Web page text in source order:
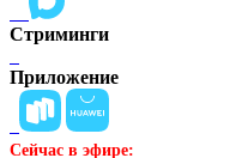
Стриминги
Приложение
Сейчас в эфире: